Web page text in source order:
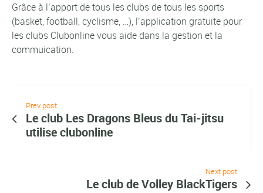
Grâce à l’apport de tous les clubs de tous les sports
(basket, football, cyclisme, …), l’application gratuite pour
les clubs Clubonline vous aide dans la gestion et la
commuication.
Prev post
Le club Les Dragons Bleus du Tai-jitsu
utilise clubonline
Next post
Le club de Volley BlackTigers